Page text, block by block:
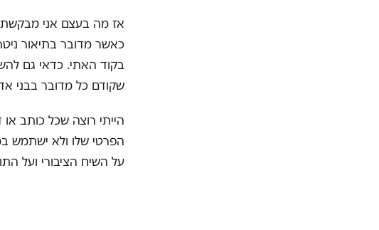
אז מה בעצם אני
כאשר מדובר בתיאור
בקוד האתי. כדאי גם
שקודם כל מדובר בבני
הייתי רוצה שכל כותב
הפרטי שלו ולא ישתמש
על השיח הציבורי ועל